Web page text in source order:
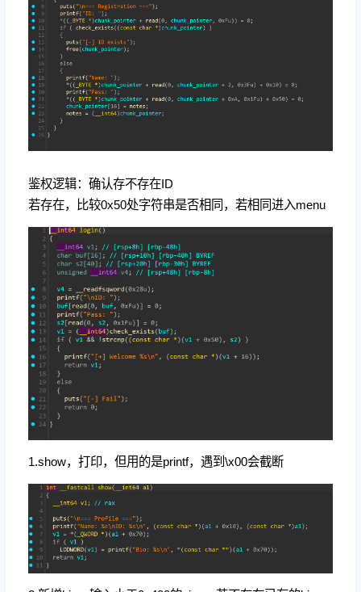
鉴权逻辑：确认存不存在ID
若存在，比较0x50处字符串是否相同，若相同进入menu
1.show，打印，但用的是printf，遇到\x00会截断